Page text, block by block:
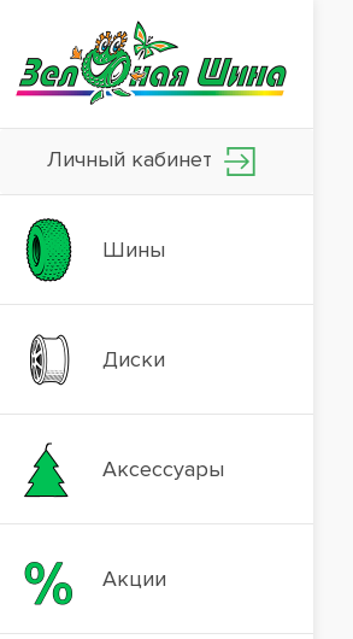
Личный кабинет
Шины
Диски
Аксессуары
Акции